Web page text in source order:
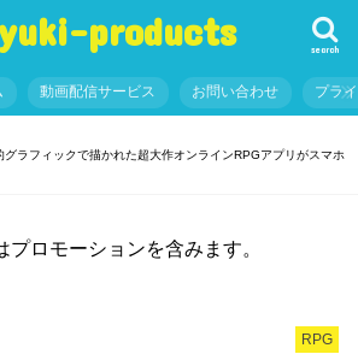
products search
動画配信サービス お問い合わせ プラ
グラフィックで描かれた超大作オンラインRPGアプリがスマホ
プロモーションを含みます。
RPG